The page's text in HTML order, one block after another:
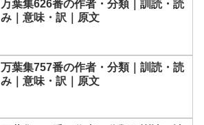
万葉集626番の作者・分類｜訓読・読
み｜意味・訳｜原文
万葉集757番の作者・分類｜訓読・読
み｜意味・訳｜原文